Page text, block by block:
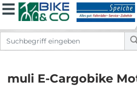
muli E-Cargobike